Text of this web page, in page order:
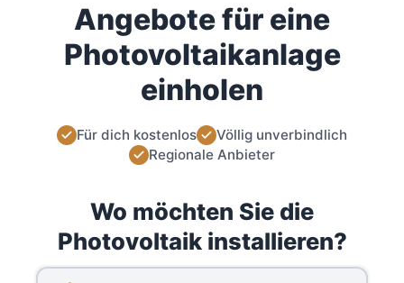
Angebote für eine
Photovoltaikanlage
einholen
Für dich kostenlos
Völlig unverbindlich
Regionale Anbieter
Wo möchten Sie die
Photovoltaik installieren?